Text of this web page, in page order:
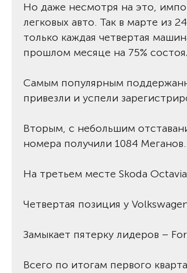
Но даже несмотря на это,
легковых авто. Так в марте из
только каждая четвертая
прошлом месяце на 75%
Самым популярным
привезли и успели
Вторым, с небольшим
номера получили 1084 Меганов.
На третьем месте Skoda
Четвертая позиция у
Замыкает пятерку лидеров –
Всего по итогам первого